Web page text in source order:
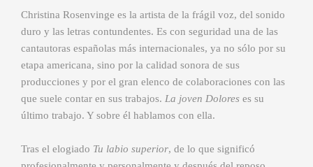
Christina Rosenvinge es la artista de la frágil voz, del sonido
duro y las letras contundentes. Es con seguridad una de las
cantautoras españolas más internacionales, ya no sólo por su
etapa americana, sino por la calidad sonora de sus
producciones y por el gran elenco de colaboraciones con las
que suele contar en sus trabajos. La joven Dolores es su
último trabajo. Y sobre él hablamos con ella.
Tras el elogiado Tu labio superior, de lo que significó